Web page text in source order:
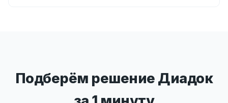
Подберём решение Диадок